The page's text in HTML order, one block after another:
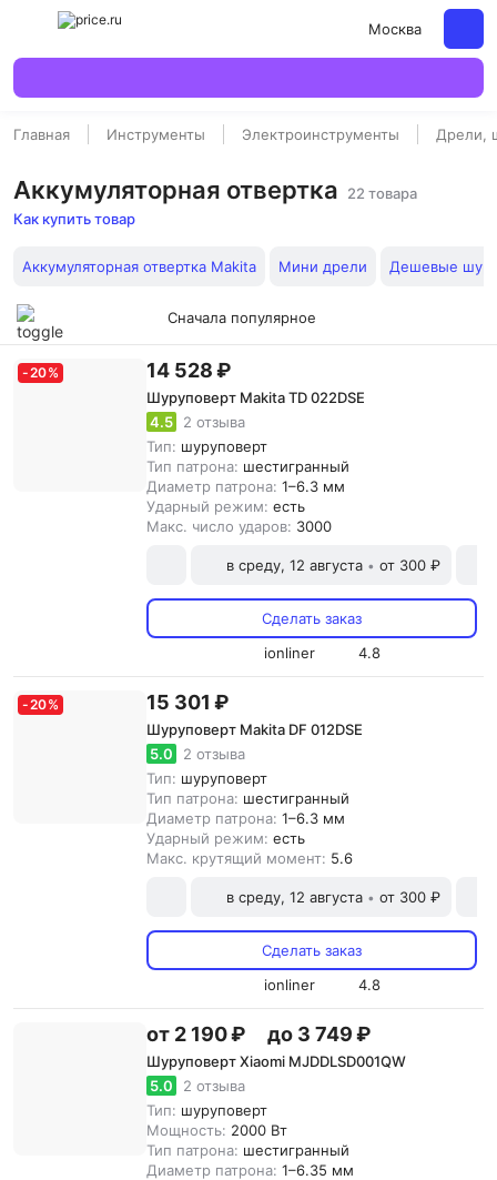
Москва
Главная Инструменты Электроинструменты Дрели,
Аккумуляторная отвертка
22 товара
Как купить товар
Аккумуляторная отвертка Makita Мини дрели Дешевые
Сначала популярное
-20% 14 528 ₽
Шуруповерт Makita TD 022DSE
4.5
2 отзыва
Тип: шуруповерт
Тип патрона: шестигранный
Диаметр патрона: 1–6.3 мм
Ударный режим: есть
Макс. число ударов: 3000
в среду, 12 августа • от 300 ₽
Сделать заказ
ionliner
4.8
-20% 15 301 ₽
Шуруповерт Makita DF 012DSE
5.0
2 отзыва
Тип: шуруповерт
Тип патрона: шестигранный
Диаметр патрона: 1–6.3 мм
Ударный режим: есть
Макс. крутящий момент: 5.6
в среду, 12 августа • от 300 ₽
Сделать заказ
ionliner
4.8
от 2 190 ₽ до 3 749 ₽
Шуруповерт Xiaomi MJDDLSD001QW
5.0
2 отзыва
Тип: шуруповерт
Мощность: 2000 Вт
Тип патрона: шестигранный
Диаметр патрона: 1–6.35 мм